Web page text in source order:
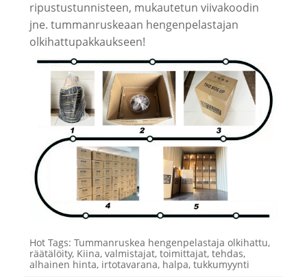
ripustustunnisteen, mukautetun viivakoodin
jne. tummanruskeaan hengenpelastajan
olkihattupakkaukseen!
Hot Tags: Tummanruskea hengenpelastaja olkihattu,
räätälöity, Kiina, valmistajat, toimittajat, tehdas,
alhainen hinta, irtotavarana, halpa, tukkumyynti